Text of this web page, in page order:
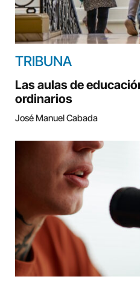
TRIBUNA
Las aulas de
ordinarios
José Manuel Cabada